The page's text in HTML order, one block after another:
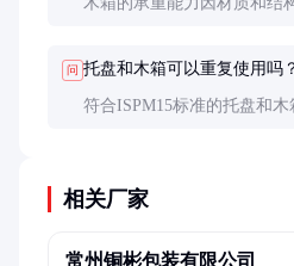
问 托盘和木箱可以重复使用吗
符合ISPM15标准的托盘和
相关厂家
常州铜彬包装有限公司